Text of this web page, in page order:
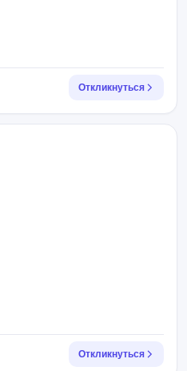
Откликнуться
Откликнуться